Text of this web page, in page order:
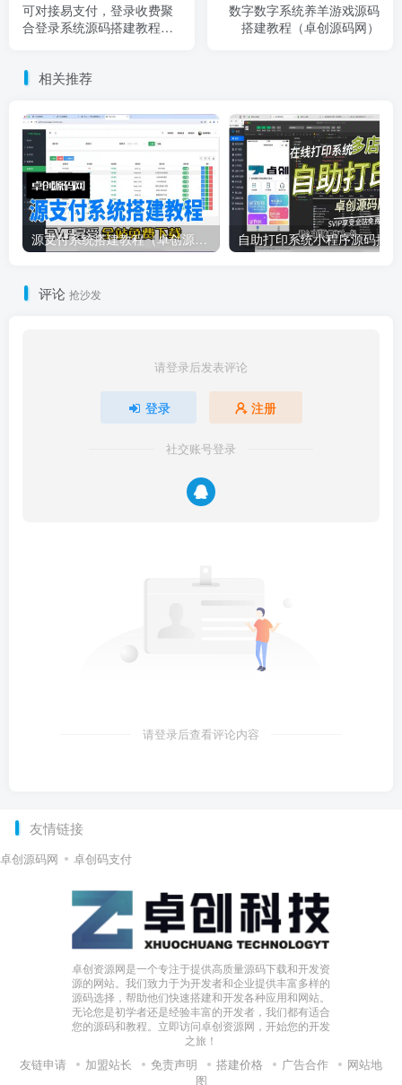
可对接易支付，登录收费聚
合登录系统源码搭建教程
数字数字系统养羊游戏源码
搭建教程（卓创源码网）
相关推荐
源支付系统搭建教程（卓创源码网）
评论 抢沙发
请登录后发表评论
登录 注册
社交账号登录
请登录后查看评论内容
友情链接
卓创源码网 卓创码支付
卓创资源网是一个专注于提供高质量源码下载和开发资
源的网站。我们致力于为开发者和企业提供丰富多样的
源码选择，帮助他们快速搭建和开发各种应用和网站。
无论您是初学者还是经验丰富的开发者，我们都有适合
您的源码和教程。立即访问卓创资源网，开始您的开发
之旅！
友链申请 加盟站长 免责声明 搭建价格 广告合作
网站地
图